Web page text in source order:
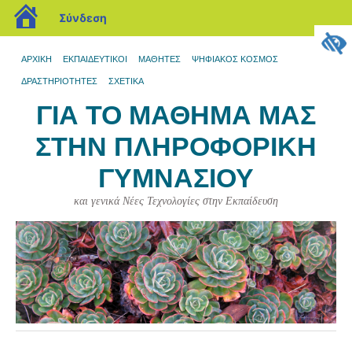
ΑΡΧΙΚΉ ΕΚΠΑΙΔΕΥΤΙΚΟΊ ΜΑΘΗΤΈΣ ΨΗΦΙΑΚΌΣ ΚΌΣΜΟΣ
ΔΡΑΣΤΗΡΙΌΤΗΤΕΣ ΣΧΕΤΙΚΆ
ΓΙΑ ΤΟ ΜΆΘΗΜΆ ΜΑΣ
ΣΤΗΝ ΠΛΗΡΟΦΟΡΙΚΉ
ΓΥΜΝΑΣΊΟΥ
και γενικά Νέες Τεχνολογίες στην Εκπαίδευση
blogs.sch.gr
Σύνδεση